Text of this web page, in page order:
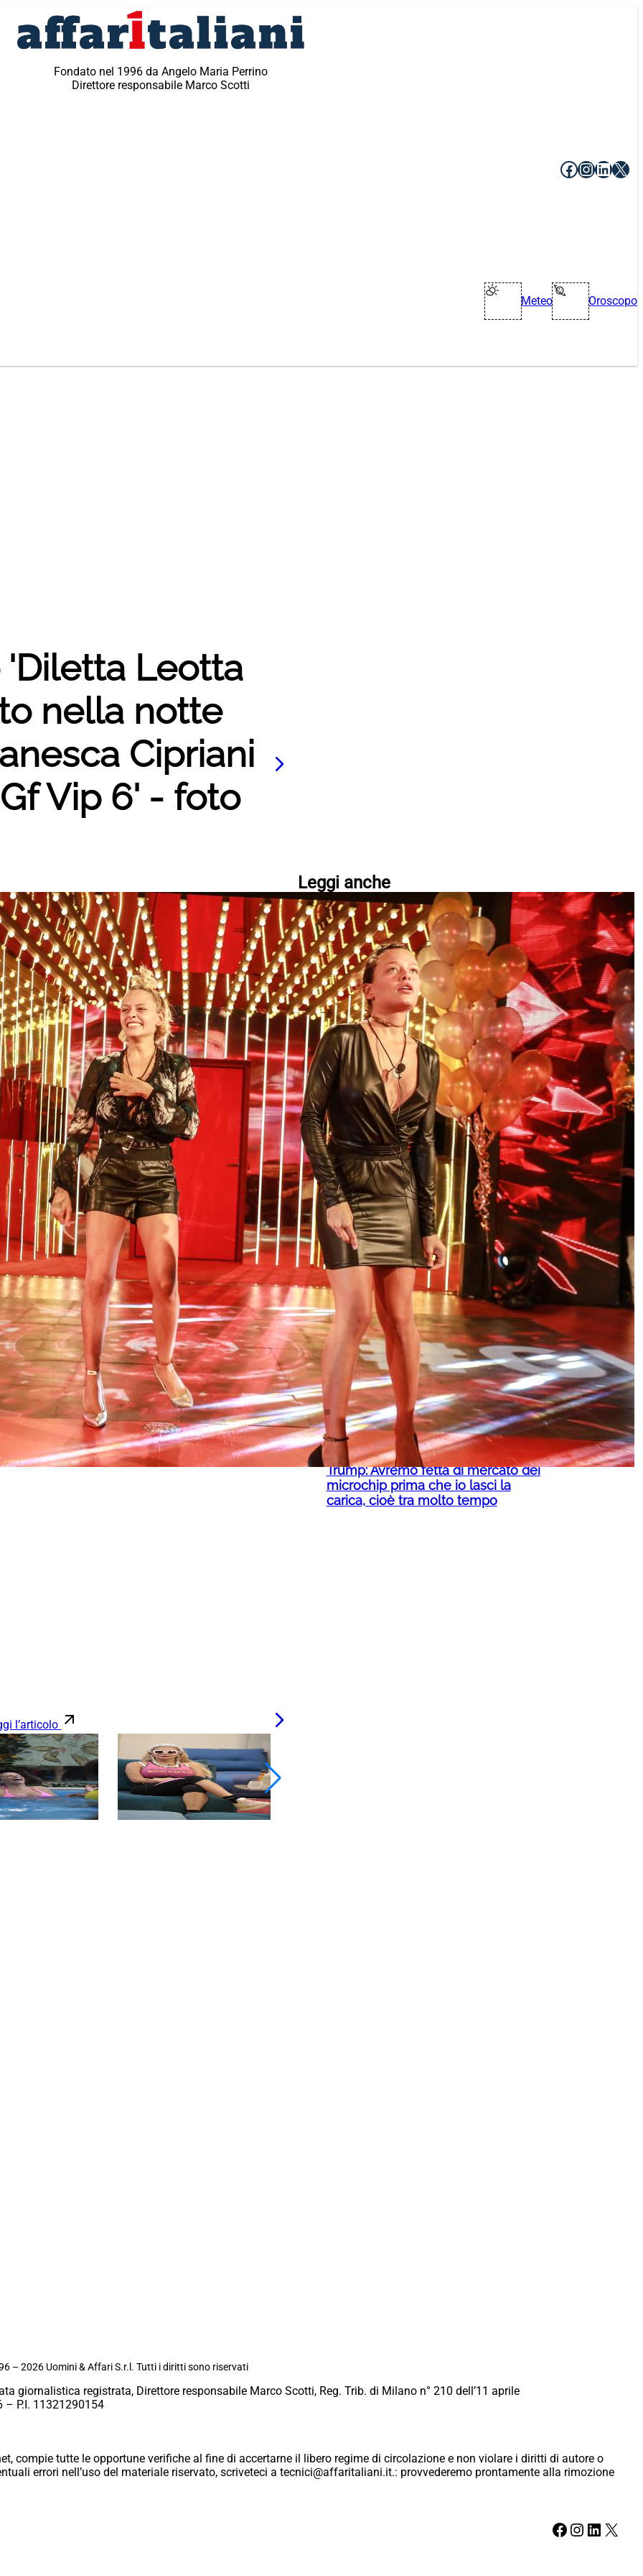
Fondato nel 1996 da Angelo Maria Perrino
Direttore responsabile Marco Scotti
Facebook
X
Meteo Oroscopo
Leotta
nella notte
Cipriani
Vip 6' - foto
l’articolo
Leggi anche
Polignano a Mare, si arrampica
sulla scogliera di Lama Monachile
per una foto e resta bloccata: il
video fa il giro del web
Gruppo FS ordina 19 nuovi treni ad
Alta Velocità: investimento da 2
miliardi per crescere in Francia e
sulla Parigi-Londra
Previsioni meteo, domani allerta
gialla in otto regioni: temporali da
Nord a Sud, chi è più a rischio
Trump: Avremo fetta di mercato dei
microchip prima che io lasci la
carica, cioè tra molto tempo
– 2026 Uomini & Affari S.r.l. Tutti i diritti sono riservati
giornalistica registrata, Direttore responsabile Marco Scotti, Reg. Trib. di Milano n° 210 dell’11 aprile
– P.I. 11321290154
compie tutte le opportune verifiche al fine di accertarne il libero regime di circolazione e non violare i diritti di autore o
errori nell’uso del materiale riservato, scriveteci a tecnici@affaritaliani.it.: provvederemo prontamente alla rimozione
Facebook Instagram LinkedIn X